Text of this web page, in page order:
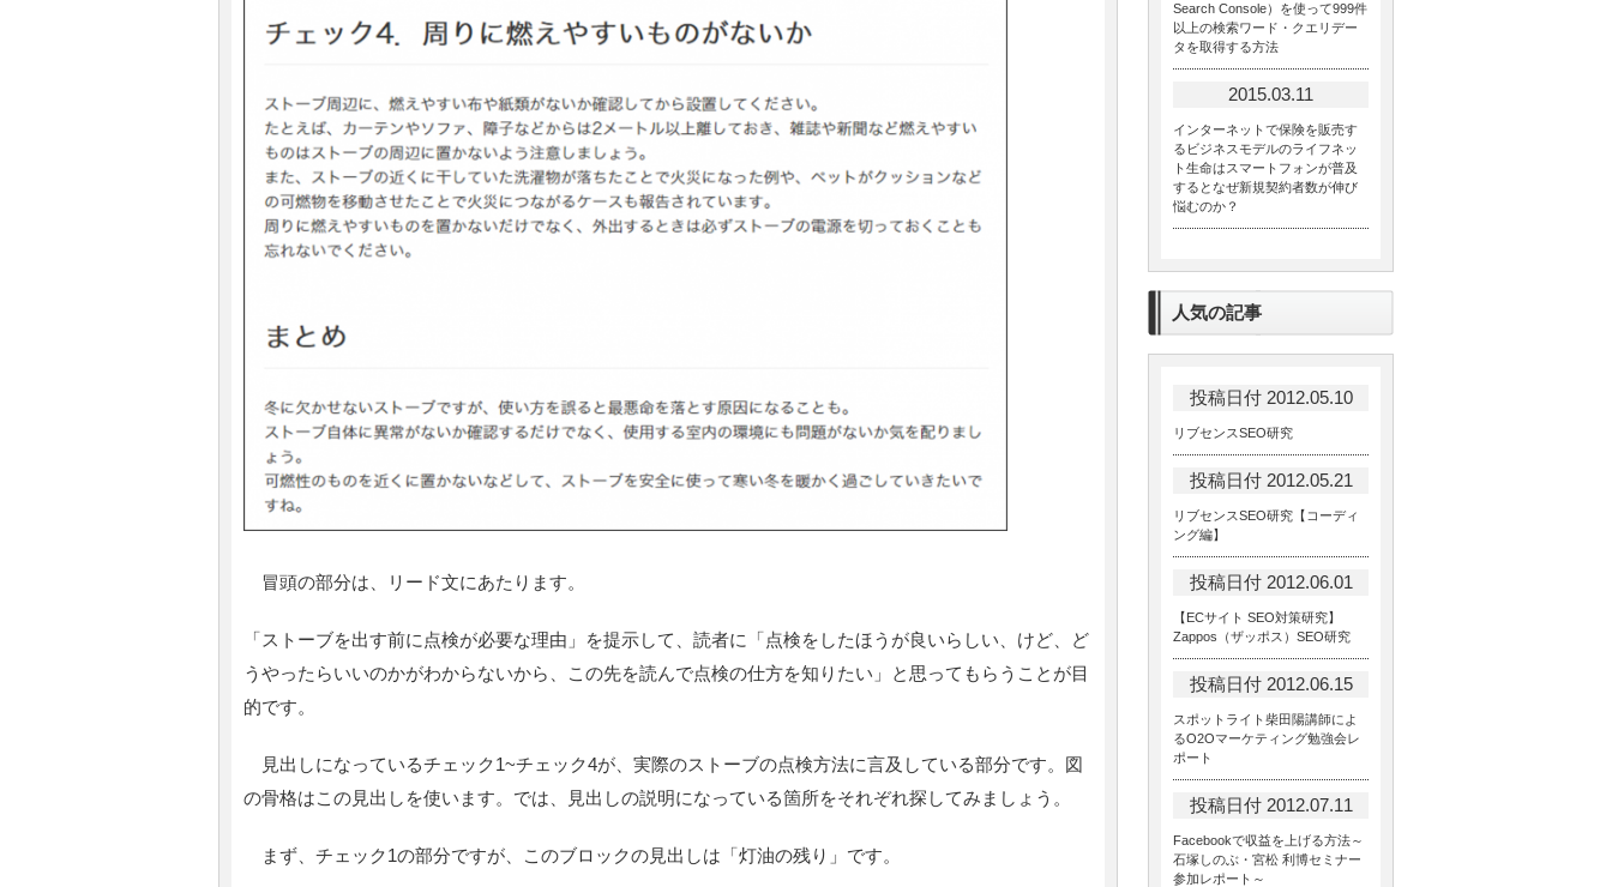
冒頭の部分は、リード文にあたります。
「ストーブを出す前に点検が必要な理由」を提示して、読者に「点検をしたほうが良いらしい、けど、ど
うやったらいいのかがわからないから、この先を読んで点検の仕方を知りたい」と思ってもらうことが目
的です。
見出しになっているチェック1~チェック4が、実際のストーブの点検方法に言及している部分です。図
の骨格はこの見出しを使います。では、見出しの説明になっている箇所をそれぞれ探してみましょう。
まず、チェック1の部分ですが、このブロックの見出しは「灯油の残り」です。
Search Console）を使って999件
以上の検索ワード・クエリデー
タを取得する方法
2015.03.11
インターネットで保険を販売す
るビジネスモデルのライフネッ
ト生命はスマートフォンが普及
するとなぜ新規契約者数が伸び
悩むのか？
人気の記事
投稿日付 2012.05.10
リブセンスSEO研究
投稿日付 2012.05.21
リブセンスSEO研究【コーディ
ング編】
投稿日付 2012.06.01
【ECサイト SEO対策研究】
Zappos（ザッポス）SEO研究
投稿日付 2012.06.15
スポットライト柴田陽講師によ
るO2Oマーケティング勉強会レ
ポート
投稿日付 2012.07.11
Facebookで収益を上げる方法～
石塚しのぶ・宮松 利博セミナー
参加レポート～